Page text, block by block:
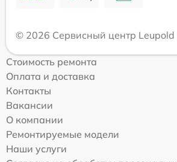
© 2026 Сервисный центр Leupold
Стоимость ремонта
Оплата и доставка
Контакты
Вакансии
О компании
Ремонтируемые модели
Наши услуги